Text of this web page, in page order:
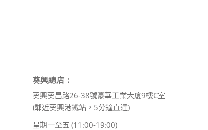
葵興總店：
葵興葵昌路26-38號豪華工業大廈9樓C室
(鄰近葵興港鐵站，5分鐘直達)
星期一至五 (11:00-19:00)